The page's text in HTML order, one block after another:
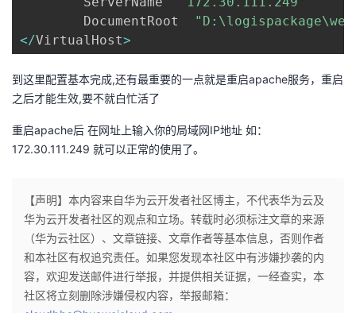
证
实
验
的
收
藏
持
建
议
        DocumentRoot
</VirtualHost>
到这里配置基本完成,还有最重要的一点就是重启apache服务，重启
之后才能生效,要不就白忙活了
重启apache后 在网址上输入你的局域网IP地址 如：
172.30.111.249 就可以正常的使用了。
【声明】本内容来自华为云开发者社区博主，不代表华为云及
华为云开发者社区的观点和立场。转载时必须标注文章的来源
（华为云社区）、文章链接、文章作者等基本信息，否则作者
和本社区有权追究责任。如果您发现本社区中有涉嫌抄袭的内
容，欢迎发送邮件进行举报，并提供相关证据，一经查实，本
社区将立刻删除涉嫌侵权内容，举报邮箱：